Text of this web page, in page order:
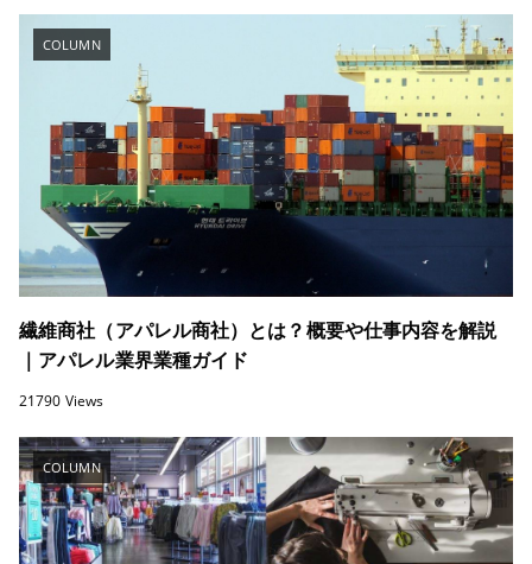
COLUMN
繊維商社（アパレル商社）とは？概要や仕事内容を解説
｜アパレル業界業種ガイド
21790 Views
COLUMN